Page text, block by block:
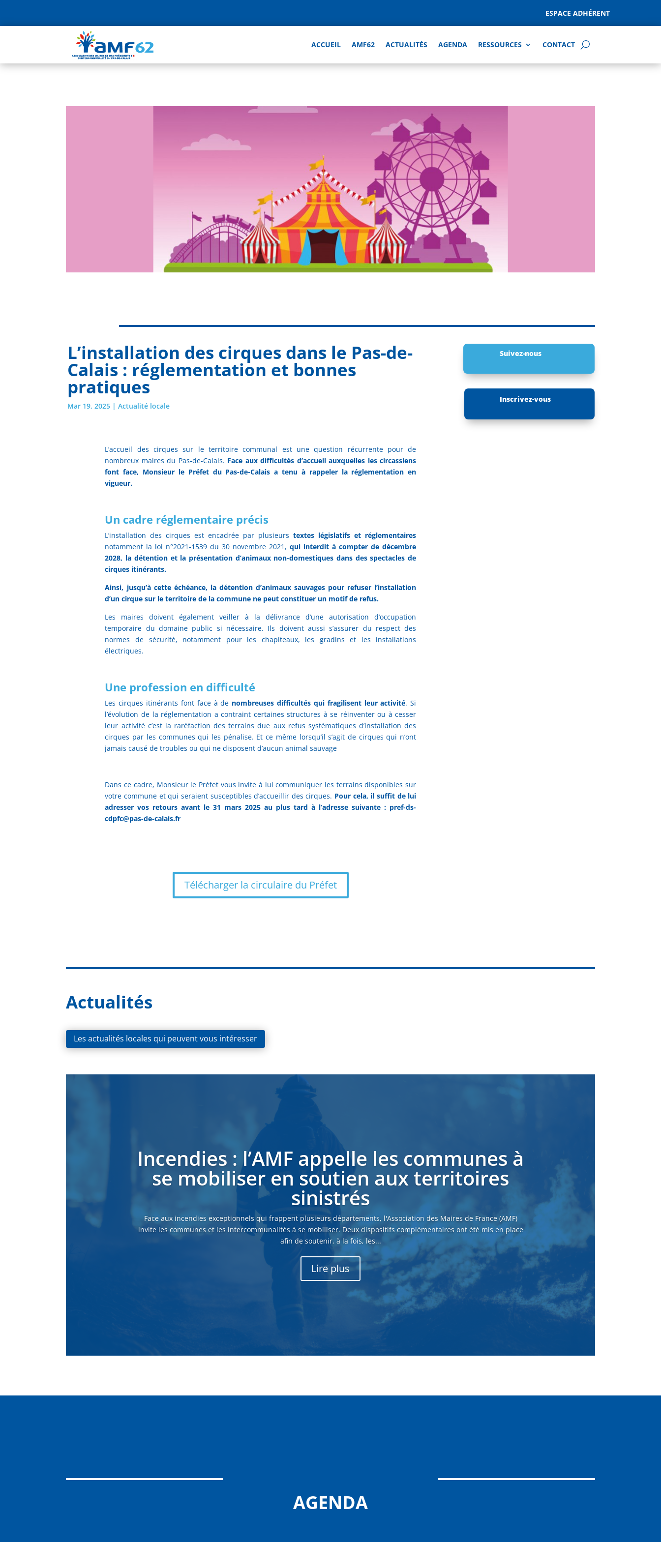
ESPACE ADHÉRENT
ACCUEIL AMF62 ACTUALITÉS AGENDA RESSOURCES CONTACT
L’installation des cirques dans le Pas-de-
Calais : réglementation et bonnes
pratiques
Mar 19, 2025 |Actualité locale
L’accueil des cirques sur le territoire communal est une question récurrente pour de
nombreux maires du Pas-de-Calais. Face aux difficultés d’accueil auxquelles les circassiens
font face, Monsieur le Préfet du Pas-de-Calais a tenu à rappeler la réglementation en
vigueur.
Un cadre réglementaire précis
L’installation des cirques est encadrée par plusieurstextes législatifs et réglementaires
notamment la loi n°2021-1539 du 30 novembre 2021,qui interdit à compter de décembre
2028, la détention et la présentation d’animaux non-domestiques dans des spectacles de
cirques itinérants.
Ainsi, jusqu’à cette échéance, la détention d’animaux sauvages pour refuser l’installation
d’un cirque sur le territoire de la commune ne peut constituer un motif de refus.
Les maires doivent également veiller à la délivrance d’une autorisation d’occupation
temporaire du domaine public si nécessaire. Ils doivent aussi s’assurer du respect des
normes de sécurité, notamment pour les chapiteaux, les gradins et les installations
électriques.
Une profession en difficulté
Les cirques itinérants font face à de nombreuses difficultés qui fragilisent leur activité. Si
l’évolution de la réglementation a contraint certaines structures à se réinventer ou à cesser
leur activité c’est la raréfaction des terrains due aux refus systématiques d’installation des
cirques par les communes qui les pénalise. Et ce même lorsqu’il s’agit de cirques qui n’ont
jamais causé de troubles ou qui ne disposent d’aucun animal sauvage
Dans ce cadre, Monsieur le Préfet vous invite à lui communiquer les terrains disponibles sur
votre commune et qui seraient susceptibles d’accueillir des cirques. Pour cela, il suffit de lui
adresser vos retours avant le 31 mars 2025 au plus tard à l’adresse suivante : pref-ds-
cdpfc@pas-de-calais.fr
Télécharger la circulaire du Préfet
Suivez-nous
Inscrivez-vous
Actualités
Les actualités locales qui peuvent vous intéresser
Incendies : l’AMF appelle les communes à
se mobiliser en soutien aux territoires
sinistrés
Face aux incendies exceptionnels qui frappent plusieurs départements, l'Association des Maires de France (AMF)
invite les communes et les intercommunalités à se mobiliser. Deux dispositifs complémentaires ont été mis en place
afin de soutenir, à la fois, les...
Lire plus
AGENDA